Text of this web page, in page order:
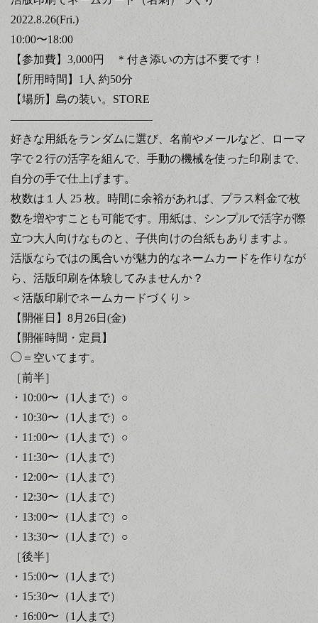
2022.8.26(Fri.)
10:00〜18:00
【参加費】3,000円 ＊付き添いの方は不要です！
【所用時間】1人 約50分
【場所】島の装い。STORE
————————————–
好きな用紙をランダムに選び、名前やメールなど、ローマ
字で２行の活字を組んで、手動の機械を使った印刷まで、
自分の手で仕上げます。
枚数は１人 25 枚。時間に余裕があれば、プラス料金で枚
数を増やすことも可能です。用紙は、シンプルで活字が際
立つ大人向けなものと、子供向けの台紙もありますよ。
活版ならではの風合いが魅力的なネームカードを作りなが
ら、活版印刷を体験してみませんか？
＜活版印刷でネームカードづくり＞
【開催日】8月26日(金)
【開催時間・定員】
◯＝空いてます。
［前半］
・10:00〜（1人まで）○
・10:30〜（1人まで）○
・11:00〜（1人まで）○
・11:30〜（1人まで）
・12:00〜（1人まで）
・12:30〜（1人まで）
・13:00〜（1人まで）○
・13:30〜（1人まで）○
［後半］
・15:00〜（1人まで）
・15:30〜（1人まで）
・16:00〜（1人まで）